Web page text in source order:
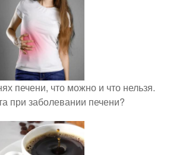
печени, что можно и что нельзя.
при заболевании печени?